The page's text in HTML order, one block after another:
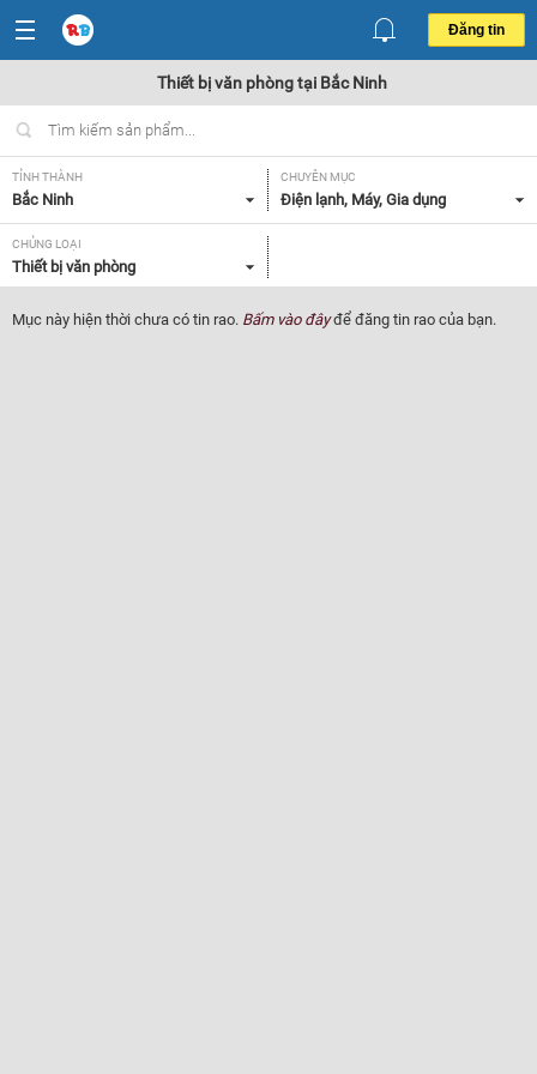
Đăng tin
Thiết bị văn phòng tại Bắc Ninh
TỈNH THÀNH
Bắc Ninh
CHUYÊN MỤC
Điện lạnh, Máy, Gia dụng
CHỦNG LOẠI
Thiết bị văn phòng
Mục này hiện thời chưa có tin rao. Bấm vào đâyđể đăng tin rao của bạn.